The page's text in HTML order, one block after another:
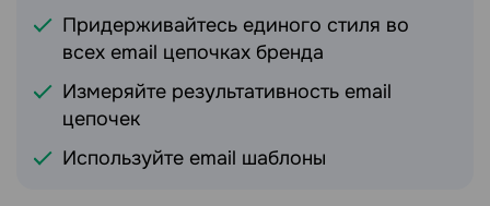
Придерживайтесь единого стиля во
всех email цепочках бренда
Измеряйте результативность email
цепочек
Используйте email шаблоны